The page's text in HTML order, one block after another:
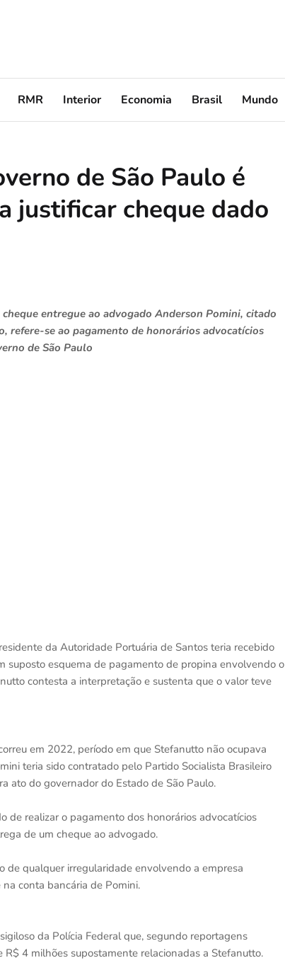
RMR Interior Economia Brasil Mundo
de São Paulo é
justificar cheque dado
entregue ao advogado Anderson Pomini, citado
refere-se ao pagamento de honorários advocatícios
de São Paulo
da Autoridade Portuária de Santos teria recebido
suposto esquema de pagamento de propina envolvendo o
contesta a interpretação e sustenta que o valor teve
em 2022, período em que Stefanutto não ocupava
teria sido contratado pelo Partido Socialista Brasileiro
ato do governador do Estado de São Paulo.
de realizar o pagamento dos honorários advocatícios
de um cheque ao advogado.
qualquer irregularidade envolvendo a empresa
conta bancária de Pomini.
da Polícia Federal que, segundo reportagens
4 milhões supostamente relacionadas a Stefanutto.